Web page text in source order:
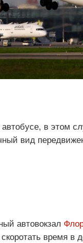
в этом
вид
автовокзал
время в